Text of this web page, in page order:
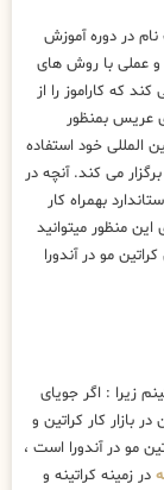
در دوره آموزش
و عملی با روش های
که کاراموز را از
عریس بمنظور
المللی خود استفاده
می کند. آنچه در
بهمراه کار
این منظور میتوانید
مو در آندورا
زیرا : اگر جویای
بازار کار کراتین و
مو در آندورا است ،
در زمینه کراتینه و